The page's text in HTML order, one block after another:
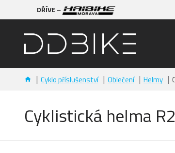
DŘÍVE –
Cyklo příslušenství Oblečení Helmy
Cyklistická helma